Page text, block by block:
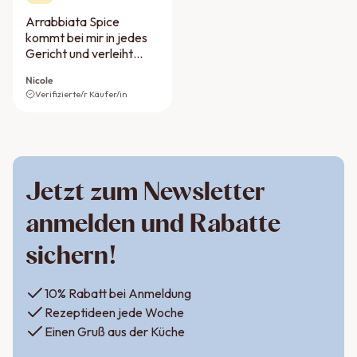
Arrabbiata Spice
kommt bei mir in jedes
Gericht und verleiht
Schärfe!
Nicole
Verifizierte/r Käufer/in
Jetzt zum Newsletter
anmelden und Rabatte
sichern!
10% Rabatt bei Anmeldung
Rezeptideen jede Woche
Einen Gruß aus der Küche